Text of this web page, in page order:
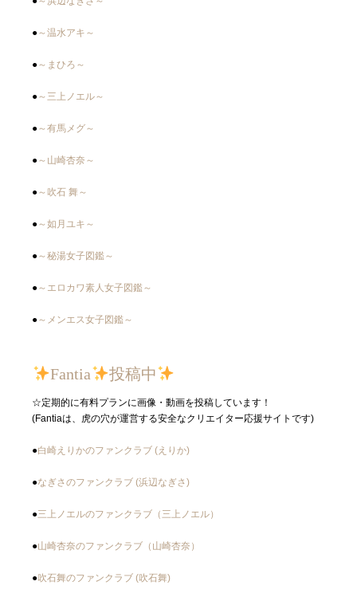
●～温水アキ～
●～まひろ～
●～三上ノエル～
●～有馬メグ～
●～山崎杏奈～
●～吹石 舞～
●～如月ユキ～
●～秘湯女子図鑑～
●～エロカワ素人女子図鑑～
●～メンエス女子図鑑～
Fantia 投稿中
☆定期的に有料プランに画像・動画を投稿しています！
(Fantiaは、虎の穴が運営する安全なクリエイター応援サイトです)
●白崎えりかのファンクラブ (えりか)
●なぎさのファンクラブ (浜辺なぎさ)
●三上ノエルのファンクラブ（三上ノエル）
●山崎杏奈のファンクラブ（山崎杏奈）
●吹石舞のファンクラブ (吹石舞)